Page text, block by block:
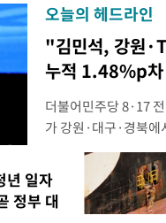
오늘의 헤드라인
"김민석, 강원
누적 1.48%p차
더불어민주당 8·17
가 강원·대구·경북에
48.54%(1만8977표)
를 1622표(4.14%p)
·인천 권리당원 투표
적 합산(가중치 미반
년 일자
정부 대